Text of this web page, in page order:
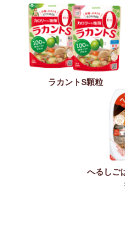
ラカントS顆粒
へるしご